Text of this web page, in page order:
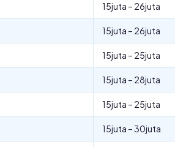
15juta – 26juta
15juta – 26juta
15juta – 25juta
15juta – 28juta
15juta – 25juta
15juta – 30juta